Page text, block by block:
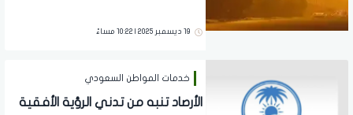
19 ديسمبر 2025 | 10:22 مساءً
خدمات المواطن السعودي
الأرصاد تنبه من تدني الرؤية الأفقية